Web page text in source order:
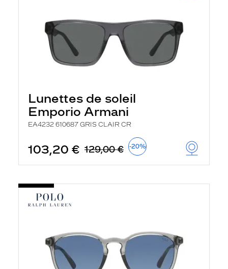
Lunettes de soleil
Emporio Armani
EA4232 610687 GRIS CLAIR CR
103,20 € 129,00 € -20%